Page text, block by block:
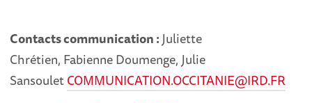
Contacts communication :Juliette
Chrétien, Fabienne Doumenge, Julie
SansouletCOMMUNICATION.OCCITANIE@IRD.FR